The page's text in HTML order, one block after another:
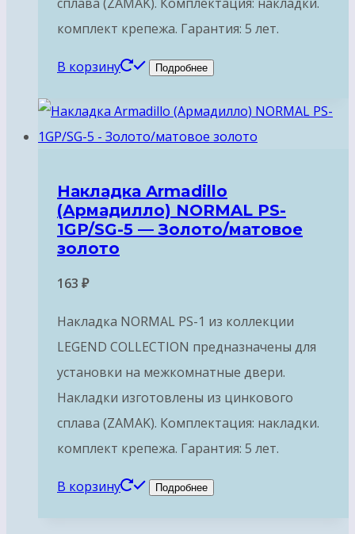
комплект крепежа. Гарантия: 5 лет.
В корзину Подробнее
Накладка Armadillo
(Армадилло) NORMAL PS-
1GP/SG-5 — Золото/матовое
золото
163 ₽
Накладка NORMAL PS-1 из коллекции
LEGEND COLLECTION предназначены для
установки на межкомнатные двери.
Накладки изготовлены из цинкового
сплава (ZAMAK). Комплектация: накладки.
комплект крепежа. Гарантия: 5 лет.
В корзину Подробнее